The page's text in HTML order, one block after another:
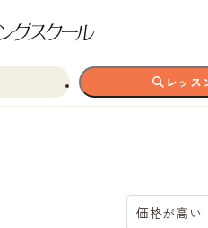
レッス
価格が高い